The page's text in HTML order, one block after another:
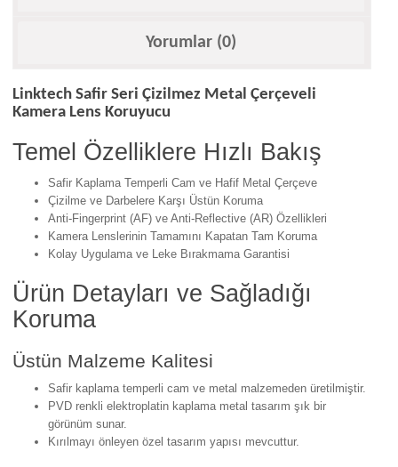
Yorumlar (0)
Linktech Safir Seri Çizilmez Metal Çerçeveli
Kamera Lens Koruyucu
Temel Özelliklere Hızlı Bakış
Safir Kaplama Temperli Cam ve Hafif Metal Çerçeve
Çizilme ve Darbelere Karşı Üstün Koruma
Anti-Fingerprint (AF) ve Anti-Reflective (AR) Özellikleri
Kamera Lenslerinin Tamamını Kapatan Tam Koruma
Kolay Uygulama ve Leke Bırakmama Garantisi
Ürün Detayları ve Sağladığı
Koruma
Üstün Malzeme Kalitesi
Safir kaplama temperli cam ve metal malzemeden üretilmiştir.
PVD renkli elektroplatin kaplama metal tasarım şık bir
görünüm sunar.
Kırılmayı önleyen özel tasarım yapısı mevcuttur.